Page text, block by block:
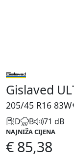
Gislaved
205/45 R16 83W
D B 71 dB
NAJNIŽA CIJENA
€ 85,38